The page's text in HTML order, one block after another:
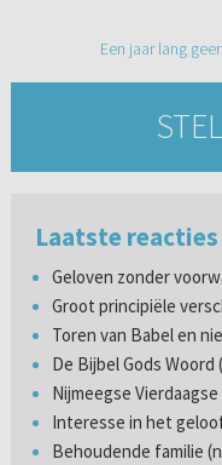
Een jaar lang
Laatste reacties
Geloven zonder
Groot principiële
Toren van Babel en
De Bijbel Gods Woord
Nijmeegse Vierdaagse
Interesse in het
Behoudende familie